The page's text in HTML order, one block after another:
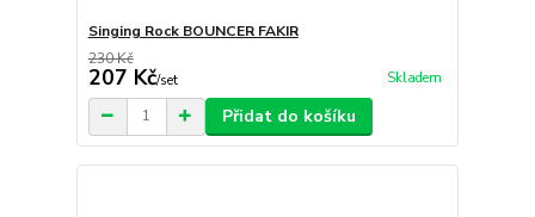
Singing Rock BOUNCER FAKIR
230 Kč
207 Kč/set Skladem
Přidat do košíku